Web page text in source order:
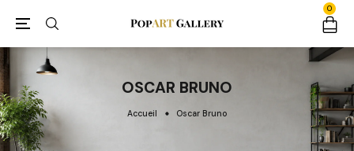
0
OSCAR BRUNO
Accueil Oscar Bruno